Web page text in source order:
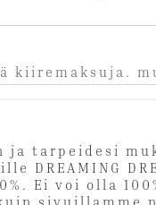
kiiremaksuja.
ja tarpeidesi
DREAMING
Ei voi olla